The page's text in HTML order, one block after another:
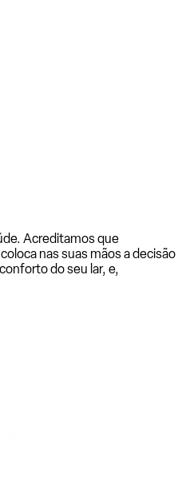
Acreditamos que
nas suas mãos a decisão
do seu lar, e,